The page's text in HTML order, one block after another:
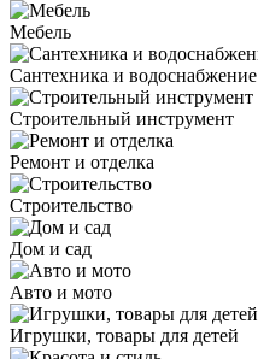
Мебель
Сантехника и водоснабжение
Строительный инструмент
Ремонт и отделка
Строительство
Дом и сад
Авто и мото
Игрушки, товары для детей